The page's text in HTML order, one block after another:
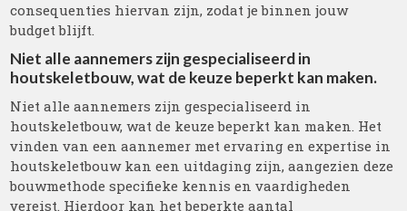
consequenties hiervan zijn, zodat je binnen jouw
budget blijft.
Niet alle aannemers zijn gespecialiseerd in
houtskeletbouw, wat de keuze beperkt kan maken.
Niet alle aannemers zijn gespecialiseerd in
houtskeletbouw, wat de keuze beperkt kan maken. Het
vinden van een aannemer met ervaring en expertise in
houtskeletbouw kan een uitdaging zijn, aangezien deze
bouwmethode specifieke kennis en vaardigheden
vereist. Hierdoor kan het beperkte aantal